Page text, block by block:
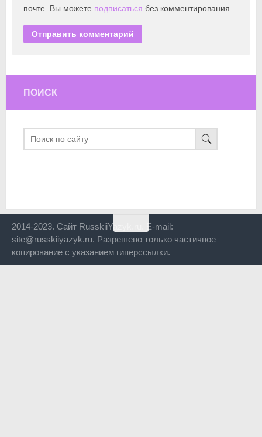
почте. Вы можете подписаться без комментирования.
ПОИСК
2014-2023. Сайт RusskiiYazyk.ru. E-mail:
site@russkiiyazyk.ru. Разрешено только частичное
копирование с указанием гиперссылки.